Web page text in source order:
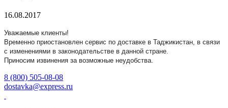
16.08.2017
Уважаемые клиенты!
Временно приостановлен сервис по доставке в Таджикистан, в связи
с изменениями в законодательстве в данной стране.
Приносим извинения за возможные неудобства.
8 (800) 505-08-08
dostavka@express.ru